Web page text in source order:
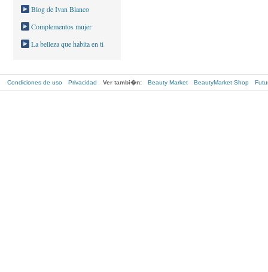
Blog de Ivan Blanco
Complementos mujer
La belleza que habita en ti
Condiciones de uso Privacidad Ver tambi�n: Beauty Market BeautyMarket Shop